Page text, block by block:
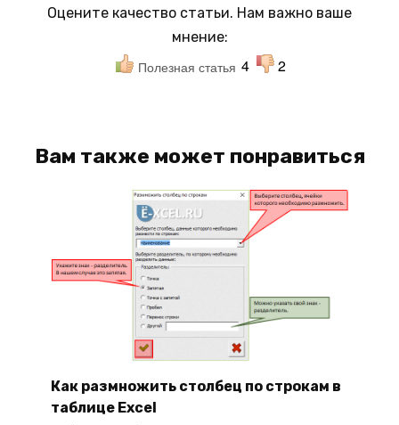
Оцените качество статьи. Нам важно ваше
мнение:
Полезная статья 4 2
Вам также может понравиться
Как размножить столбец по строкам в
таблице Excel